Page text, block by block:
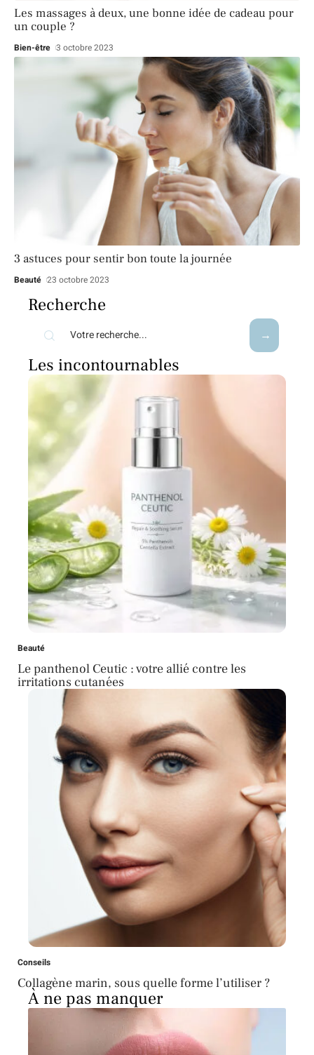
Les massages à deux, une bonne idée de cadeau pour
un couple ?
Bien-être 3 octobre 2023
3 astuces pour sentir bon toute la journée
Beauté 23 octobre 2023
Recherche
Les incontournables
Beauté
Le panthenol Ceutic : votre allié contre les
irritations cutanées
Conseils
Collagène marin, sous quelle forme l’utiliser ?
À ne pas manquer